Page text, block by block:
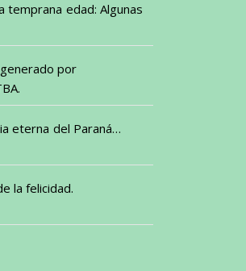
temprana edad: Algunas
por
eterna del Paraná…
la felicidad.